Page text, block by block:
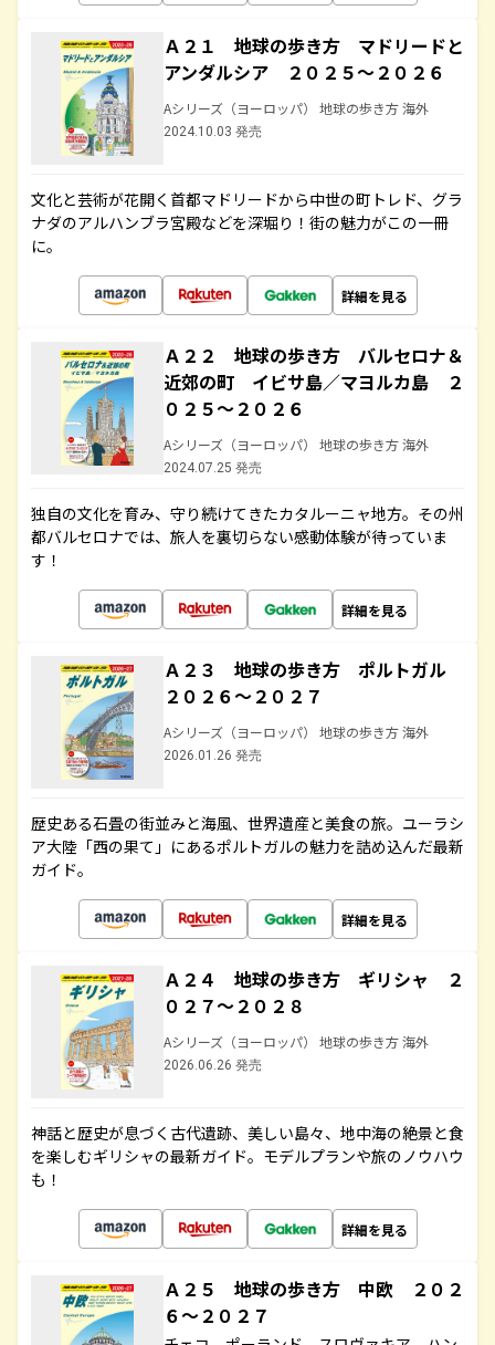
Ａ２１ 地球の歩き方 マドリードと
アンダルシア ２０２５～２０２６
Aシリーズ（ヨーロッパ） 地球の歩き方 海外
2024.10.03 発売
文化と芸術が花開く首都マドリードから中世の町トレド、グラ
ナダのアルハンブラ宮殿などを深堀り！街の魅力がこの一冊
に。
詳細を見る
Ａ２２ 地球の歩き方 バルセロナ＆
近郊の町 イビサ島／マヨルカ島 ２
０２５～２０２６
Aシリーズ（ヨーロッパ） 地球の歩き方 海外
2024.07.25 発売
独自の文化を育み、守り続けてきたカタルーニャ地方。その州
都バルセロナでは、旅人を裏切らない感動体験が待っていま
す！
詳細を見る
Ａ２３ 地球の歩き方 ポルトガル
２０２６～２０２７
Aシリーズ（ヨーロッパ） 地球の歩き方 海外
2026.01.26 発売
歴史ある石畳の街並みと海風、世界遺産と美食の旅。ユーラシ
ア大陸「西の果て」にあるポルトガルの魅力を詰め込んだ最新
ガイド。
詳細を見る
Ａ２４ 地球の歩き方 ギリシャ ２
０２７～２０２８
Aシリーズ（ヨーロッパ） 地球の歩き方 海外
2026.06.26 発売
神話と歴史が息づく古代遺跡、美しい島々、地中海の絶景と食
を楽しむギリシャの最新ガイド。モデルプランや旅のノウハウ
も！
詳細を見る
Ａ２５ 地球の歩き方 中欧 ２０２
６～２０２７